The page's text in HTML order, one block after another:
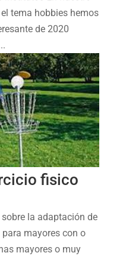
tema hobbies hemos
de 2020
fisico
la adaptación de
mayores con o
mayores o muy